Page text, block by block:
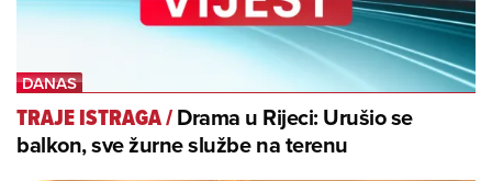
TRAJE ISTRAGA/Drama u Rijeci: Urušio se
balkon, sve žurne službe na terenu